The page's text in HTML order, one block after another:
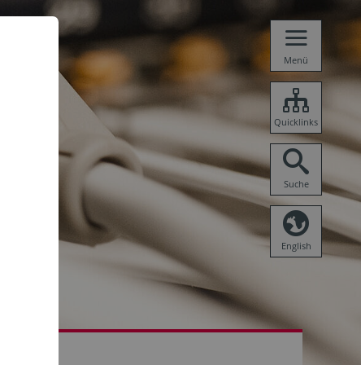
Menü
Quicklinks
Suche
English